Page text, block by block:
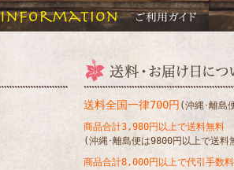
送料全国一律700円 (沖縄･離島
商品合計3,980円以上で送料無料
(沖縄･離島便は9800円以上で送料
商品合計8,000円以上で代引手数